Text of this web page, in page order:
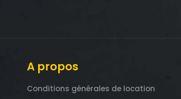
A propos
Conditions générales de location